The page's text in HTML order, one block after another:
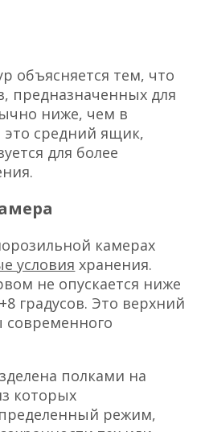
объясняется тем, что
предназначенных для
ниже, чем в
средний ящик,
для более
камерах
условия хранения.
не опускается ниже
градусов. Это верхний
полками на
которых
режим,